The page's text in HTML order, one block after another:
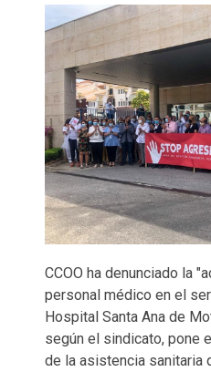
CCOO ha denunciado la
personal médico en el
Hospital Santa Ana de
según el sindicato, pone
de la asistencia sanitaria